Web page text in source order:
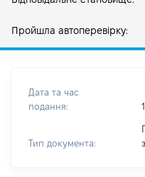
Пройшла автоперевірку:
Дата та час
подання:
Тип документа: